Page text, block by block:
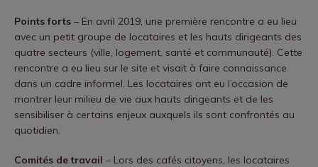
Points forts – En avril 2019, une première rencontre a eu lieu
avec un petit groupe de locataires et les hauts dirigeants des
quatre secteurs (ville, logement, santé et communauté). Cette
rencontre a eu lieu sur le site et visait à faire connaissance
dans un cadre informel. Les locataires ont eu l’occasion de
montrer leur milieu de vie aux hauts dirigeants et de les
sensibiliser à certains enjeux auxquels ils sont confrontés au
quotidien.
Comités de travail – Lors des cafés citoyens, les locataires